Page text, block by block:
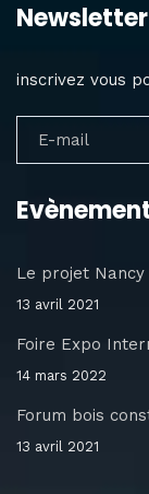
Newsletter
inscrivez vous
Le projet
13 avril 2021
Foire Expo
14 mars 2022
Forum bois
13 avril 2021